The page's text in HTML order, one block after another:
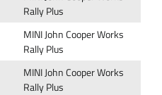
Rally Plus
MINI John Cooper Works
Rally Plus
MINI John Cooper Works
Rally Plus